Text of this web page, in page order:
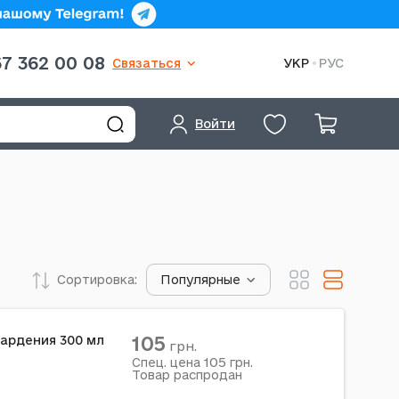
362 00 08 Связаться УКР РУС
Войти
Сортировка: Популярные
300 мл
105 грн.
Спец. цена 105 грн.
Товар распродан